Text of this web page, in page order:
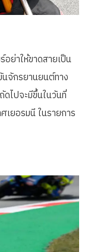
ย่าให้ขาดสายเป็น
นจักรยานยนต์ทาง
ดไปจะมีขึ้นในวันที่
เยอรมนี ในรายการ